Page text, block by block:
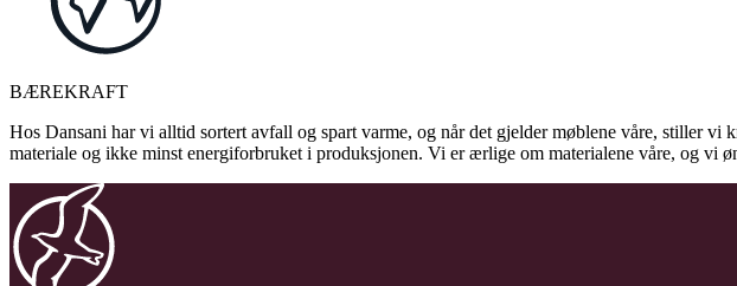
BÆREKRAFT
Hos Dansani har vi alltid sortert avfall og spart varme, og når det gjelder møblene våre, stiller
materiale og ikke minst energiforbruket i produksjonen. Vi er ærlige om materialene våre, og vi